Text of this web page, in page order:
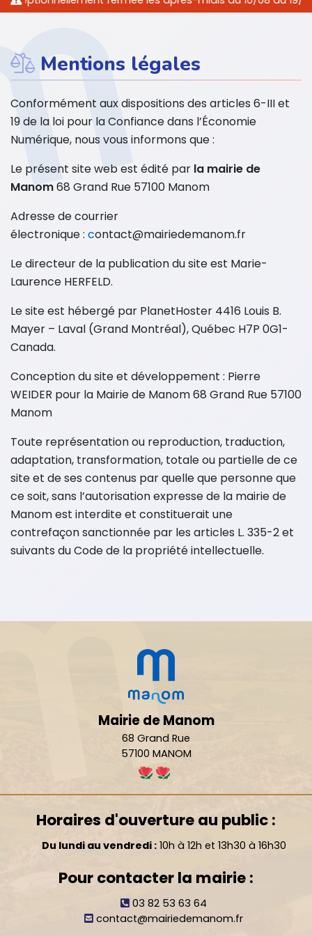
Mentions légales
Conformément aux dispositions des articles 6-III et
19 de la loi pour la Confiance dans l’Économie
Numérique, nous vous informons que :
Le présent site web est édité par la mairie de
Manom68 Grand Rue 57100 Manom
Adresse de courrier
électronique : contact@mairiedemanom.fr
Le directeur de la publication du site est Marie-
Laurence HERFELD.
Le site est hébergé par PlanetHoster 4416 Louis B.
Mayer – Laval (Grand Montréal), Québec H7P 0G1-
Canada.
Conception du site et développement : Pierre
WEIDER pour la Mairie de Manom 68 Grand Rue 57100
Manom
Toute représentation ou reproduction, traduction,
adaptation, transformation, totale ou partielle de ce
site et de ses contenus par quelle que personne que
ce soit, sans l’autorisation expresse de la mairie de
Manom est interdite et constituerait une
contrefaçon sanctionnée par les articles L. 335-2 et
suivants du Code de la propriété intellectuelle.
Mairie de Manom
68 Grand Rue
57100 MANOM
Horaires d'ouverture au public :
Du lundi au vendredi :10h à 12h et 13h30 à 16h30
Pour contacter la mairie :
03 82 53 63 64
contact@mairiedemanom.fr